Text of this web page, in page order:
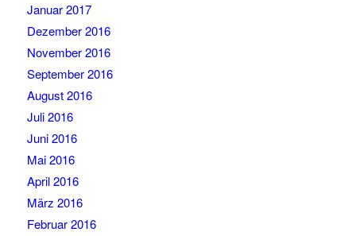
Januar 2017
Dezember 2016
November 2016
September 2016
August 2016
Juli 2016
Juni 2016
Mai 2016
April 2016
März 2016
Februar 2016